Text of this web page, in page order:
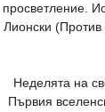
просветление.
Лионски (Против
Неделята на
Първия